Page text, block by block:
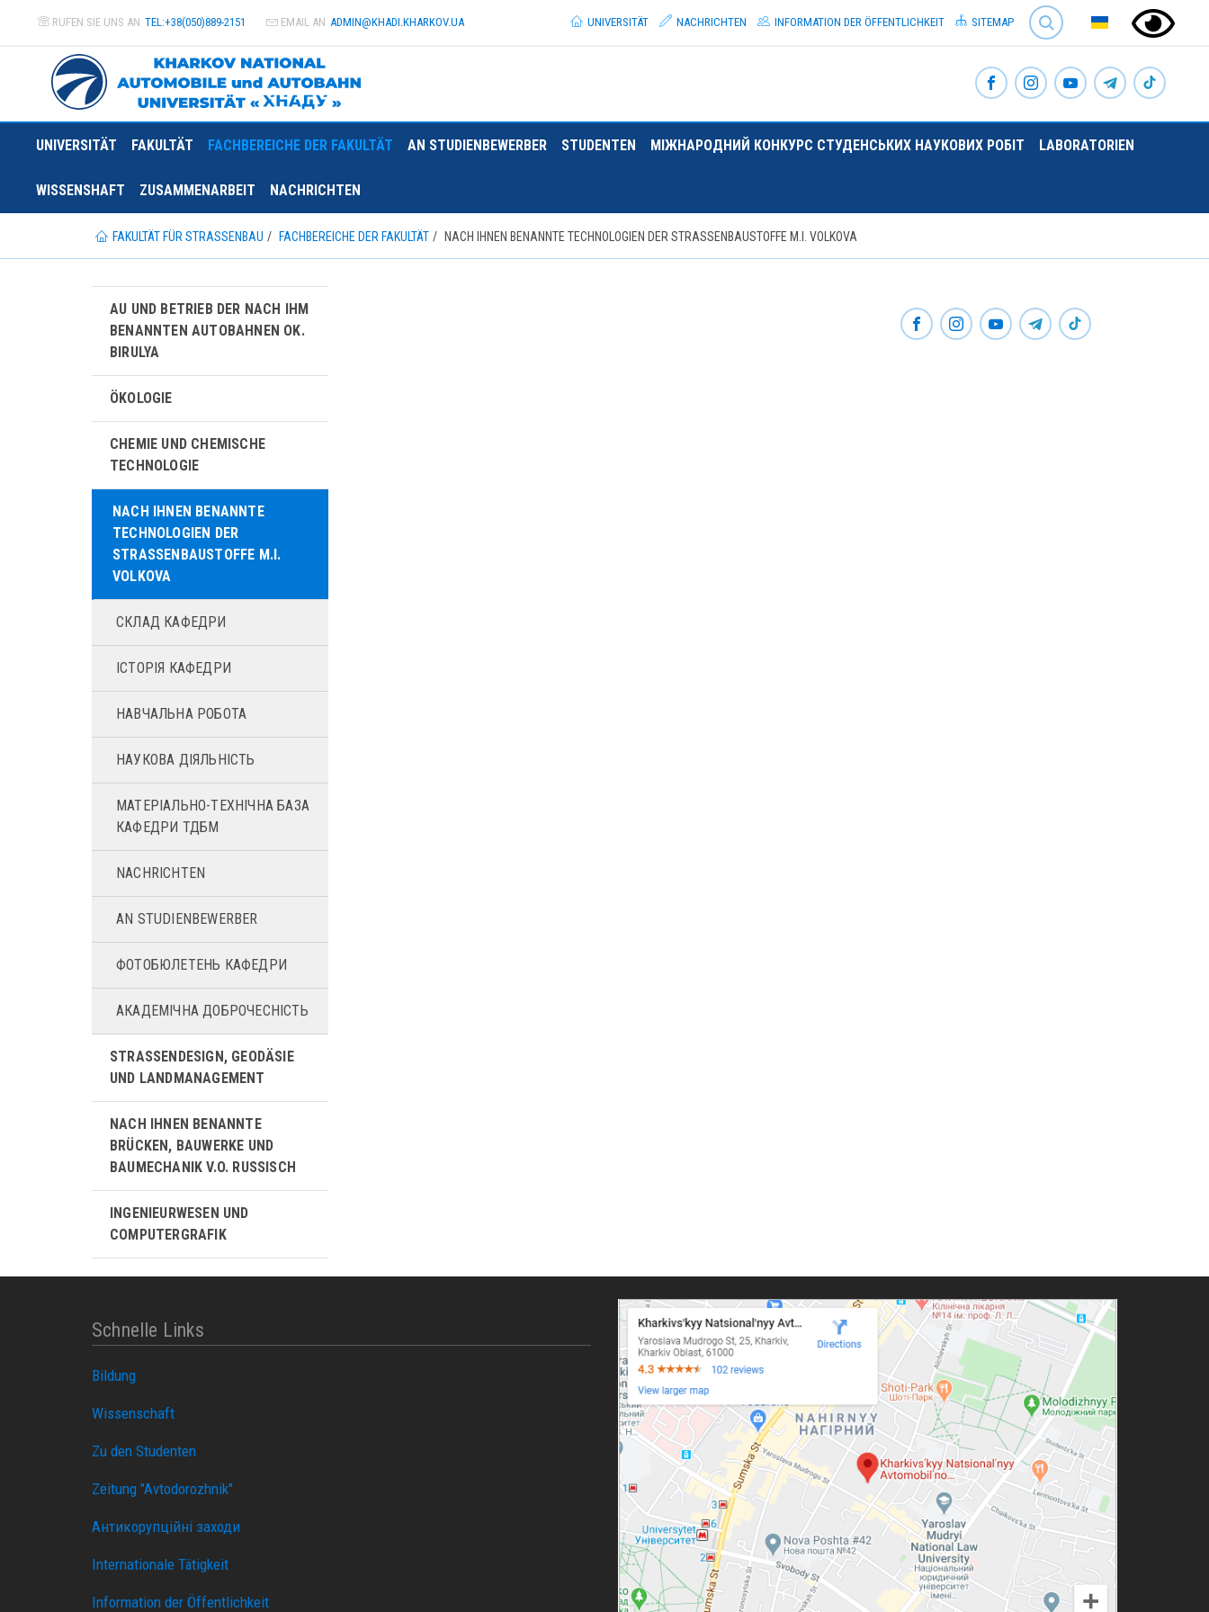
RUFEN SIE UNS AN TEL:+38(050)889-2151 EMAIL AN ADMIN@KHADI.KHARKOV.UA
SEARCH
UNIVERSITÄT
NACHRICHTEN INFORMATION DER ÖFFENTLICHKEIT SITEMAP
UNIVERSITÄT FAKULTÄT FACHBEREICHE DER FAKULTÄT AN STUDIENBEWERBER STUDENTEN МІЖНАРОДНИЙ КОНКУРС СТУДЕНСЬКИХ НАУКОВИХ РОБІТ LABORATORIEN
WISSENSHAFT ZUSAMMENARBEIT NACHRICHTEN
FAKULTÄT FÜR STRASSENBAU FACHBEREICHE DER FAKULTÄT NACH IHNEN BENANNTE TECHNOLOGIEN DER STRASSENBAUSTOFFE M.I. VOLKOVA
AU UND BETRIEB DER NACH IHM
BENANNTEN AUTOBAHNEN OK.
BIRULYA
ÖKOLOGIE
CHEMIE UND CHEMISCHE
TECHNOLOGIE
NACH IHNEN BENANNTE
TECHNOLOGIEN DER
STRASSENBAUSTOFFE M.I. V
OLKOVA
СКЛАД КАФЕДРИ
ІСТОРІЯ КАФЕДРИ
НАВЧАЛЬНА РОБОТА
НАУКОВА ДІЯЛЬНІСТЬ
МАТЕРІАЛЬНО-ТЕХНІЧНА БАЗА
КАФЕДРИ ТДБМ
NACHRICHTEN
AN STUDIENBEWERBER
ФОТОБЮЛЕТЕНЬ КАФЕДРИ
АКАДЕМІЧНА ДОБРОЧЕСНІСТЬ
STRASSENDESIGN, GEODÄSIE U
ND LANDMANAGEMENT
NACH IHNEN BENANNTE
BRÜCKEN, BAUWERKE UND
BAUMECHANIK V.O. RUSSISCH
INGENIEURWESEN UND
COMPUTERGRAFIK
Schnelle Links
Bildung
Wissenschaft
Zu den Studenten
Zeitung "Avtodorozhnik"
Антикорупційні заходи
Internationale Tätigkeit
Information der Öffentlichkeit